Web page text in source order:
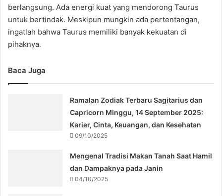
berlangsung. Ada energi kuat yang mendorong Taurus
untuk bertindak. Meskipun mungkin ada pertentangan,
ingatlah bahwa Taurus memiliki banyak kekuatan di
pihaknya.
Baca Juga
Ramalan Zodiak Terbaru Sagitarius dan
Capricorn Minggu, 14 September 2025:
Karier, Cinta, Keuangan, dan Kesehatan
09/10/2025
Mengenal Tradisi Makan Tanah Saat Hamil
dan Dampaknya pada Janin
04/10/2025